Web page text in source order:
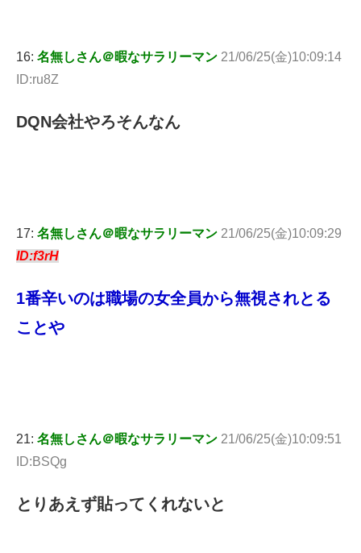
16: 名無しさん＠暇なサラリーマン 21/06/25(金)10:09:14
ID:ru8Z
DQN会社やろそんなん
17: 名無しさん＠暇なサラリーマン 21/06/25(金)10:09:29
ID:f3rH
1番辛いのは職場の女全員から無視されとる
ことや
21: 名無しさん＠暇なサラリーマン 21/06/25(金)10:09:51
ID:BSQg
とりあえず貼ってくれないと